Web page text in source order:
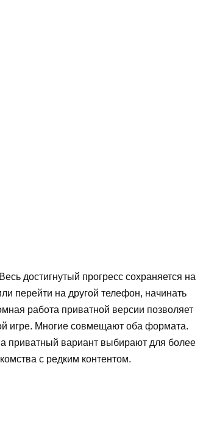
достигнутый прогресс сохраняется на
перейти на другой телефон, начинать
работа приватной версии позволяет
игре. Многие совмещают оба формата.
приватный вариант выбирают для более
с редким контентом.